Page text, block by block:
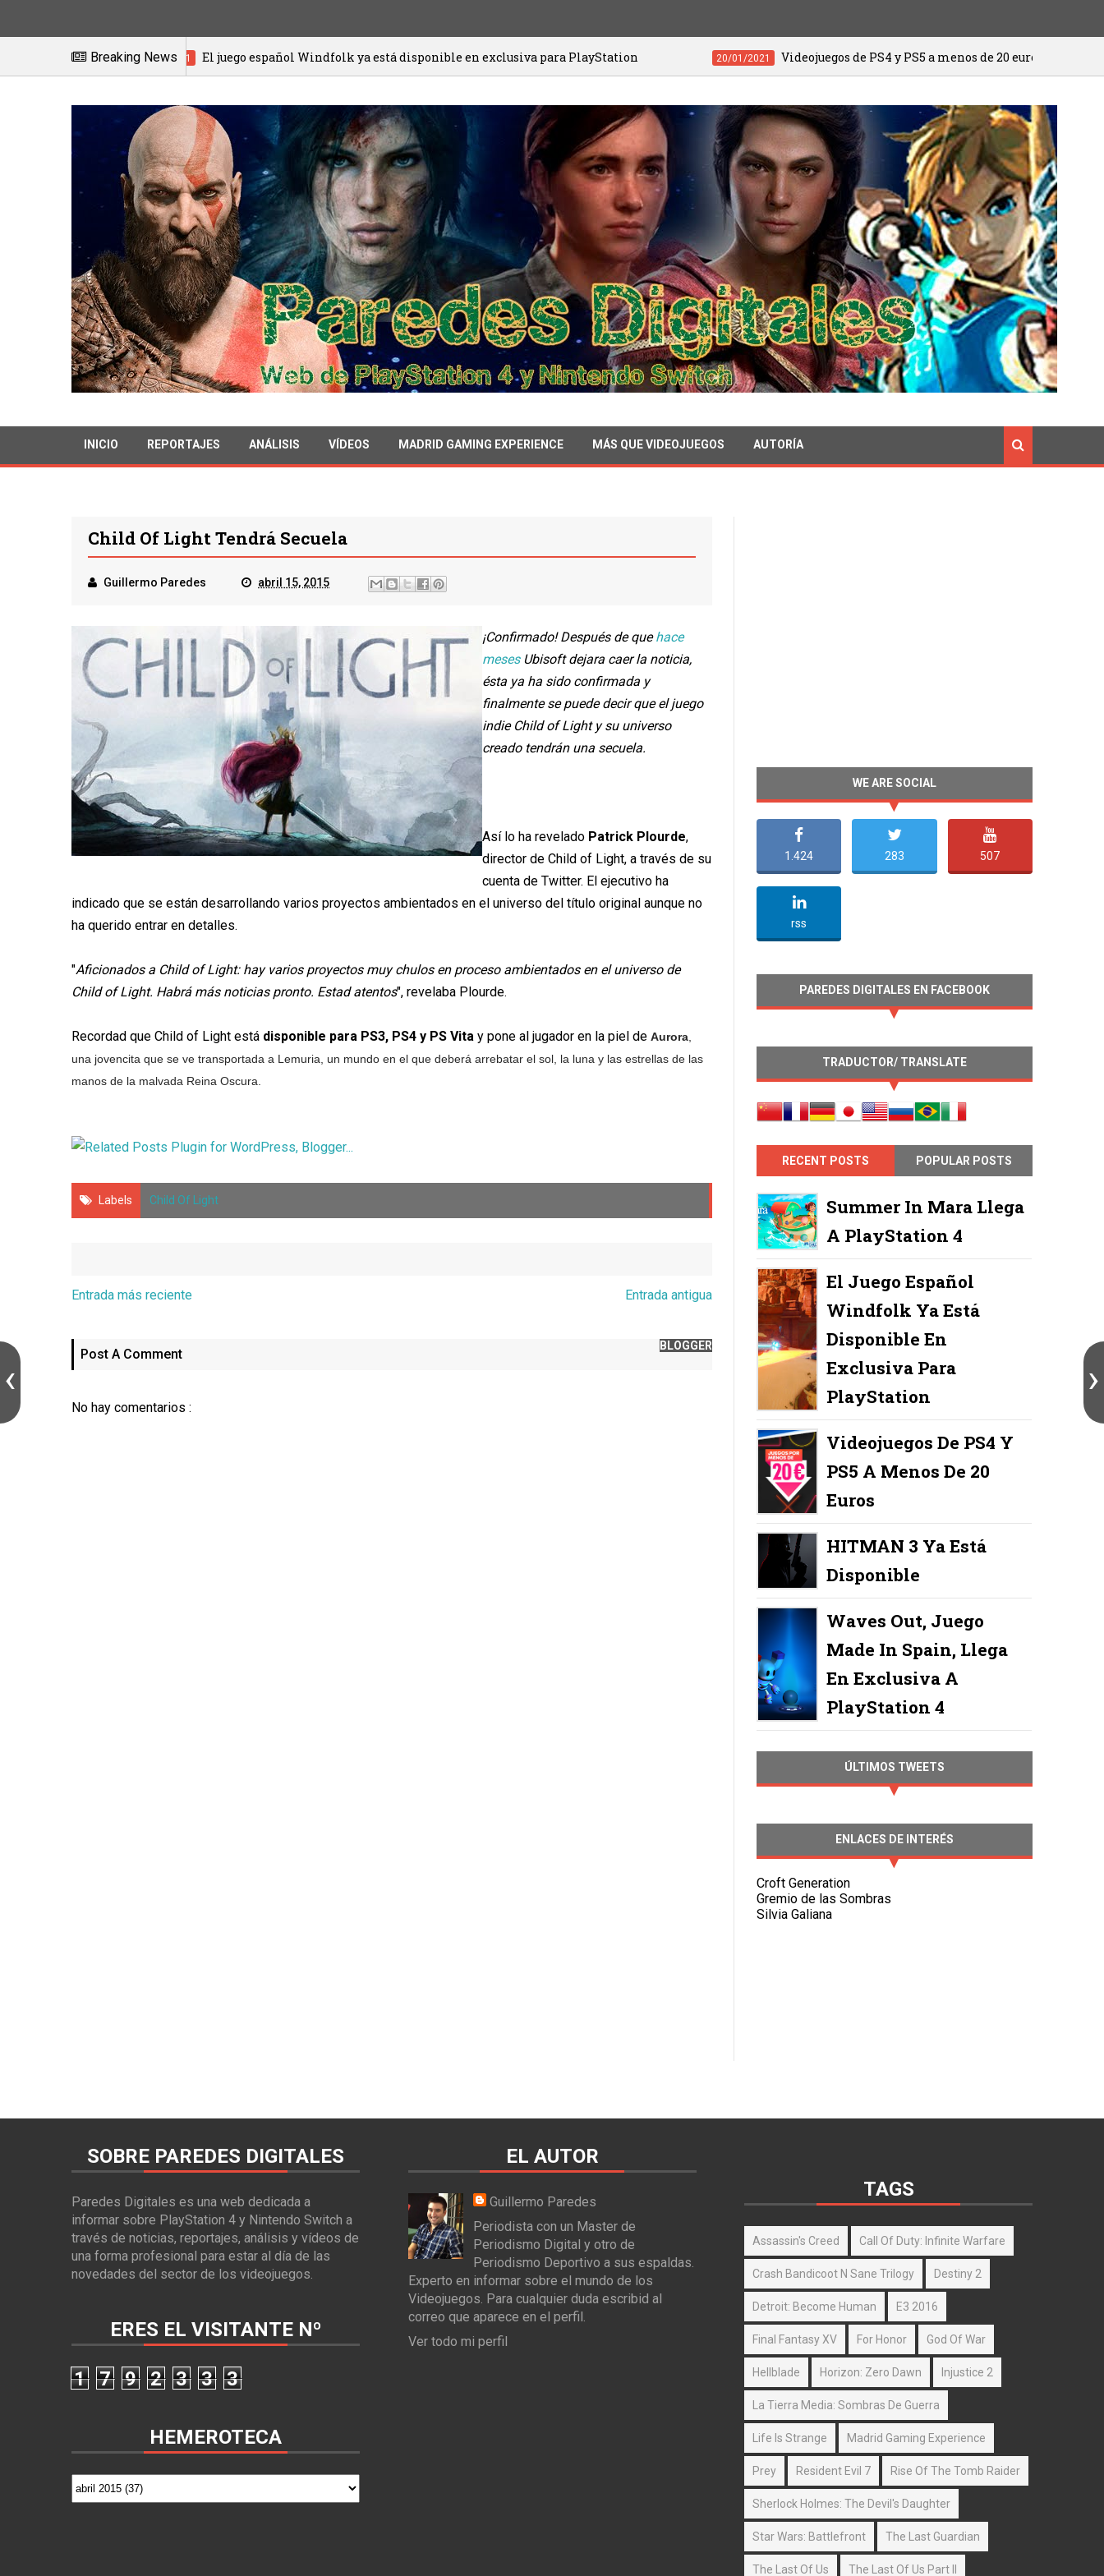
Breaking News
20/01/2021 El juego español Windfolk ya está disponible en exclusiva para PlayStation 20/01/2021 Videojuegos de PS4 y PS5 a menos de 20 euros
INICIO REPORTAJES ANÁLISIS VÍDEOS MADRID GAMING EXPERIENCE MÁS QUE VIDEOJUEGOS AUTORÍA
Child Of Light Tendrá Secuela
Guillermo Paredes abril 15, 2015
¡Confirmado! Después de quehace
mesesUbisoft dejara caer la noticia,
ésta ya ha sido confirmada y
finalmente se puede decir que el juego
indie Child of Light y su universo
creado tendrán una secuela.
Así lo ha revelado Patrick Plourde,
director de Child of Light, a través de su
cuenta de Twitter. El ejecutivo ha
indicado que se están desarrollando varios proyectos ambientados en el universo del título original aunque no
ha querido entrar en detalles.
"Aficionados a Child of Light: hay varios proyectos muy chulos en proceso ambientados en el universo de
Child of Light. Habrá más noticias pronto. Estad atentos", revelaba Plourde.
Recordad que Child of Light está disponible para PS3, PS4 y PS Vita y pone al jugador en la piel de Aurora
una jovencita que se ve transportada a Lemuria, un mundo en el que deberá arrebatar el sol, la luna y las estrellas de las
manos de la malvada Reina Oscura.
Labels Child Of Light
Entrada más reciente Entrada antigua
Post A Comment
BLOGGER
No hay comentarios :
WE ARE SOCIAL
1.424 283 507
rss
PAREDES DIGITALES EN FACEBOOK
TRADUCTOR/ TRANSLATE
RECENT POSTS POPULAR POSTS
Summer In Mara Llega
A PlayStation 4
El Juego Español
Windfolk Ya Está
Disponible En
Exclusiva Para
PlayStation
Videojuegos De PS4 Y
PS5 A Menos De 20
Euros
HITMAN 3 Ya Está
Disponible
Waves Out, Juego
Made In Spain, Llega
En Exclusiva A
PlayStation 4
ÚLTIMOS TWEETS
ENLACES DE INTERÉS
Croft Generation
Gremio de las Sombras
Silvia Galiana
SOBRE PAREDES DIGITALES
Paredes Digitales es una web dedicada a
informar sobre PlayStation 4 y Nintendo Switch a
través de noticias, reportajes, análisis y vídeos de
una forma profesional para estar al día de las
novedades del sector de los videojuegos.
ERES EL VISITANTE Nº
1 7 9 2 3 3 3
HEMEROTECA
EL AUTOR
Guillermo Paredes
Periodista con un Master de
Periodismo Digital y otro de
Periodismo Deportivo a sus espaldas.
Experto en informar sobre el mundo de los
Videojuegos. Para cualquier duda escribid al
correo que aparece en el perfil.
Ver todo mi perfil
TAGS
Assassin's Creed Call Of Duty: Infinite Warfare
Crash Bandicoot N Sane Trilogy Destiny 2
Detroit: Become Human E3 2016
Final Fantasy XV For Honor God Of War
Hellblade Horizon: Zero Dawn Injustice 2
La Tierra Media: Sombras De Guerra
Life Is Strange Madrid Gaming Experience
Prey Resident Evil 7 Rise Of The Tomb Raider
Sherlock Holmes: The Devil's Daughter
Star Wars: Battlefront The Last Guardian
The Last Of Us The Last Of Us Part II